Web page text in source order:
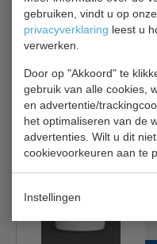
gebruiken, vindt u op onze
privacyverklaring leest u
verwerken.
Door op "Akkoord" te
gebruik van alle cookies,
en advertentie/
het optimaliseren van de
advertenties. Wilt u dit
cookievoorkeuren aan te
Instellingen
Is dit